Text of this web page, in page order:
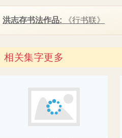
洪志存书法作品: 《行书联》
相关集字更多